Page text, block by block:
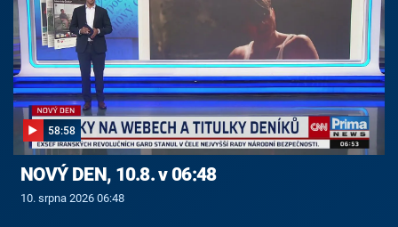
58:58
NOVÝ DEN, 10.8. v 06:48
10. srpna 2026 06:48